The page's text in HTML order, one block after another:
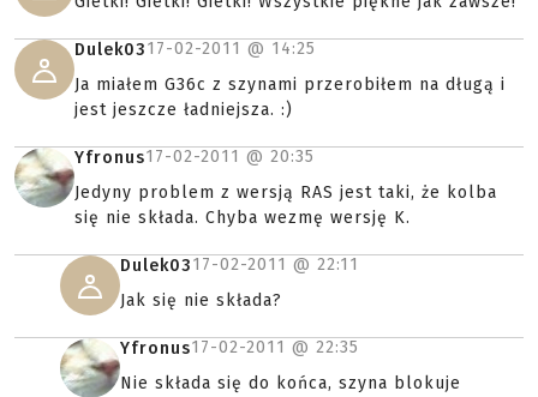
Dulek0317-02-2011 @ 14:25
Ja miałem G36c z szynami przerobiłem na długą i
jest jeszcze ładniejsza. :)
Yfronus17-02-2011 @ 20:35
Jedyny problem z wersją RAS jest taki, że kolba
się nie składa. Chyba wezmę wersję K.
Dulek0317-02-2011 @ 22:11
Jak się nie składa?
Yfronus17-02-2011 @ 22:35
Nie składa się do końca, szyna blokuje